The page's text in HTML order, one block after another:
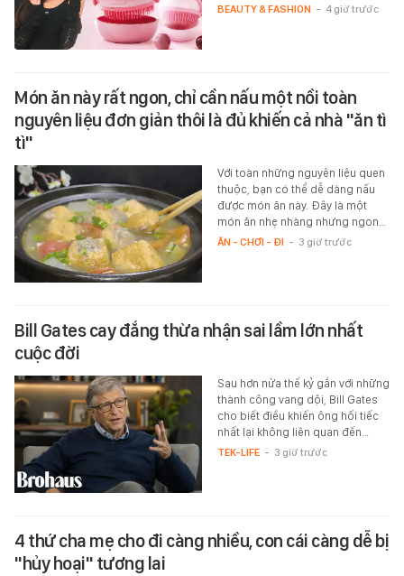
BEAUTY & FASHION - 4 giờ trước
Món ăn này rất ngon, chỉ cần nấu một nồi toàn
nguyên liệu đơn giản thôi là đủ khiến cả nhà "ăn tì
tì"
Với toàn những nguyên liệu quen
thuộc, bạn có thể dễ dàng nấu
được món ăn này. Đây là một
món ăn nhẹ nhàng nhưng ngon…
ĂN - CHƠI - ĐI - 3 giờ trước
Bill Gates cay đắng thừa nhận sai lầm lớn nhất
cuộc đời
Sau hơn nửa thế kỷ gắn với những
thành công vang dội, Bill Gates
cho biết điều khiến ông hối tiếc
nhất lại không liên quan đến…
TEK-LIFE - 3 giờ trước
4 thứ cha mẹ cho đi càng nhiều, con cái càng dễ bị
"hủy hoại" tương lai